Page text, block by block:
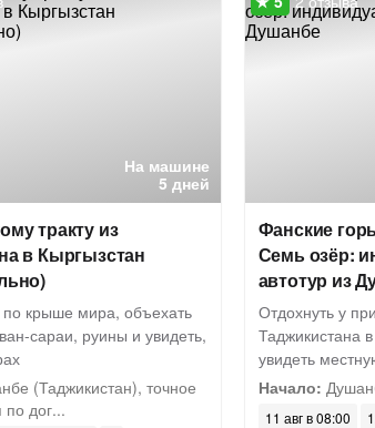
На машине
5 дней
тракту из
в Кыргызстан
по крыше мира, объехать
сараи, руины и увидеть,
(Таджикистан), точное
дог...
Фанские
Семь озёр:
автотур из
Отдохнуть у
Таджикистана
увидеть
Начало:
11 авг в 08:00